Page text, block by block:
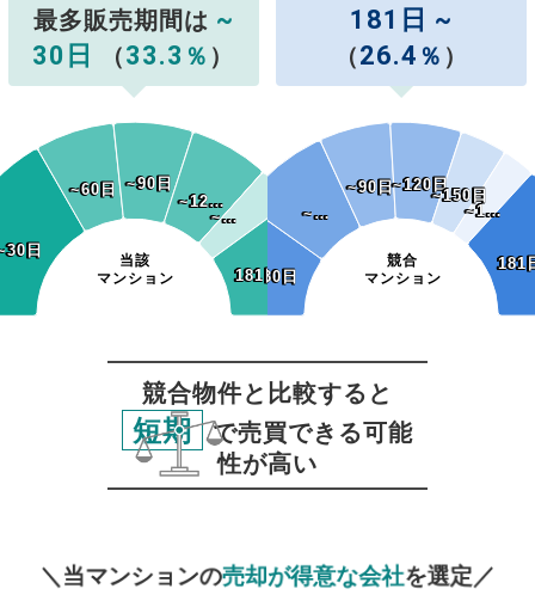
最多販売期間は ~
30日
（33.3 ％ ）
当該
マンション
日
日
~60日
~60日 ~90日
~90日
~12…
~12…
~…
~…
181日~
181日~
181日 ~
（26.4 ％ ）
競合
マンション
~30日
~30日
~…
~…
~90日
~90日~120日
~120日
~150日
~150日
~1…
~1…
181
181
競合物件と比較すると
短期
で売買できる可能
性が高い
＼当マンションの売却が得意な会社を選定／